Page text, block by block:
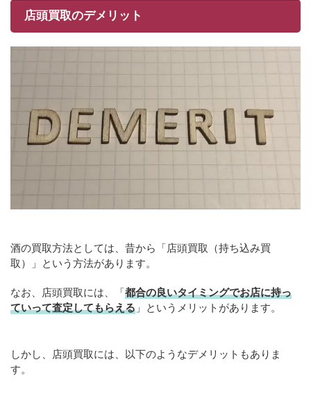
店頭買取のデメリット
酒の買取方法としては、昔から「店頭買取（持ち込み買
取）」という方法があります。
なお、店頭買取には、「都合の良いタイミングでお店に持っ
ていって査定してもらえる 」というメリットがあります。
しかし、店頭買取には、以下のようなデメリットもありま
す。